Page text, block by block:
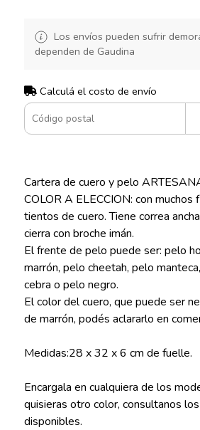
Los envíos pueden sufrir
dependen de Gaudina
Calculá el costo de envío
Cartera de cuero y pelo
COLOR A ELECCION: con muchos
tientos de cuero. Tiene correa
cierra con broche imán.
El frente de pelo puede ser: pelo
marrón, pelo cheetah, pelo
cebra o pelo negro.
El color del cuero, que puede ser
de marrón, podés aclararlo en
Medidas:28 x 32 x 6 cm de fuelle.
Encargala en cualquiera de los
quisieras otro color, consultanos
disponibles.